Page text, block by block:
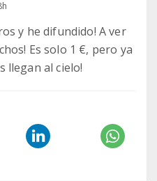
y he difundido! A ver
Es solo 1 €, pero ya
llegan al cielo!